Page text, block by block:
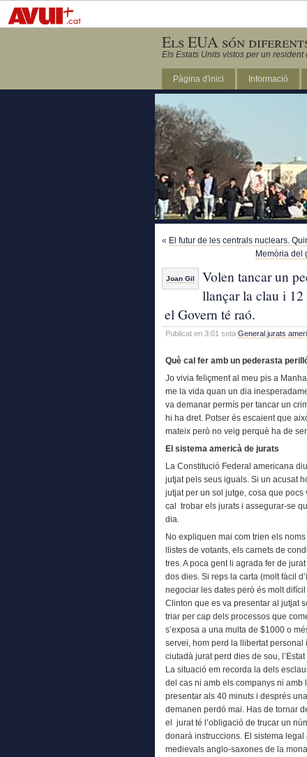
Els EUA són
Els Estats Units vistos per un resident
Pàgina d'inici Informació
« El futur de les centrals nuclears.
Memòria del
Joan Gil
Volen tancar un
llançar la clau i
el Govern té raó.
Publicat en 3:01 sota General jurats
Què cal fer amb un pederasta
Jo vivia feliçment al meu pis a
me la vida quan un dia
va demanar permís per tancar un
hi ha dret. Potser és escaient que
mateix però no veig perquè ha de
El sistema americà de jurats
La Constitució Federal americana
jutjat pels seus iguals. Si un acusat
jutjat per un sol jutge, cosa que pocs
cal trobar els jurats i assegurar-se
dia.
No expliquen mai com trien els
llistes de votants, els carnets de
tres. A poca gent li agrada fer de
dos dies. Si reps la carta (molt fàcil
negociar les dates però és molt difícil
Clinton que es va presentar al jutjat
triar per cap dels processos que
s’exposa a una multa de $1000 o
servei, hom perd la llibertat personal
ciutadà jurat perd dies de sou,
La situació em recorda la dels
del cas ni amb els companys ni amb
presentar als 40 minuts i després
demanen perdó mai. Has de tornar
el jurat té l’obligació de trucar un
donarà instruccions. El sistema
medievals anglo-saxones de la